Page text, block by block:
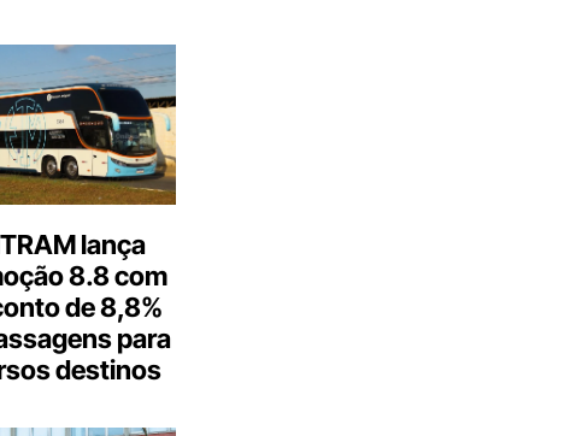
lança
8.8 com
de 8,8%
para
destinos